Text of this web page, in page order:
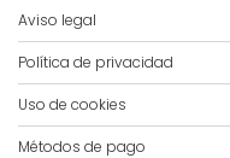
Aviso legal
Política de privacidad
Uso de cookies
Métodos de pago